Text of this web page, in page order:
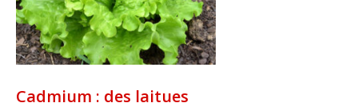
Cadmium : des laitues